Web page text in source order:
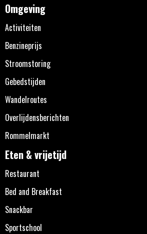
Omgeving
Activiteiten
Benzineprijs
Stroomstoring
Gebedstijden
Wandelroutes
Overlijdensberichten
Rommelmarkt
Eten & vrijetijd
Restaurant
Bed and Breakfast
Snackbar
Sportschool